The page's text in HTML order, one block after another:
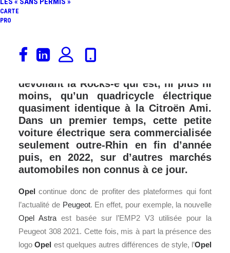
CARTE
PRO
La marque allemande Opel appartenant
au groupe Stellantis se met à la
dévoilant la Rocks-e qui est, ni plus ni
moins, qu’un quadricycle électrique
quasiment identique à la Citroën Ami.
Dans un premier temps, cette petite
voiture électrique sera commercialisée
seulement outre-Rhin en fin d’année
puis, en 2022, sur d’autres marchés
automobiles non connus à ce jour.
Opel continue donc de profiter des plateformes qui font
l’actualité de Peugeot. En effet, pour exemple, la nouvelle
Opel Astraest basée sur l’EMP2 V3 utilisée pour la
Peugeot 308 2021. Cette fois, mis à part la présence des
logoOpel est quelques autres différences de style, l’Opel